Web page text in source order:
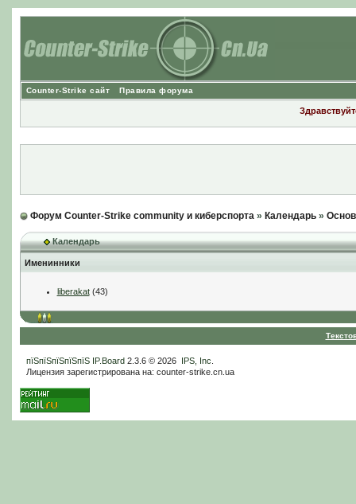
Counter-Strike сайт Правила форума
Форум Counter-Strike community и киберспорта» Календарь»
Календарь
Именинники
liberakat(43)
пїЅпїЅпїЅпїЅпїЅ IP.Board2.3.6 © 2026 IPS, Inc
Лицензия зарегистрирована на: counter-strike.cn.ua